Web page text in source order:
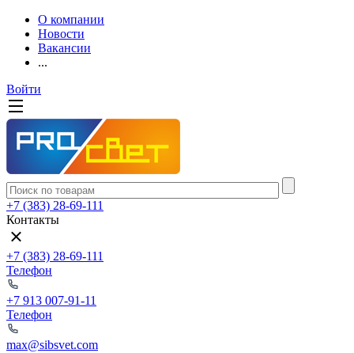
О компании
Новости
Вакансии
...
Войти
+7 (383) 28-69-111
Контакты
+7 (383) 28-69-111
Телефон
+7 913 007-91-11
Телефон
max@sibsvet.com